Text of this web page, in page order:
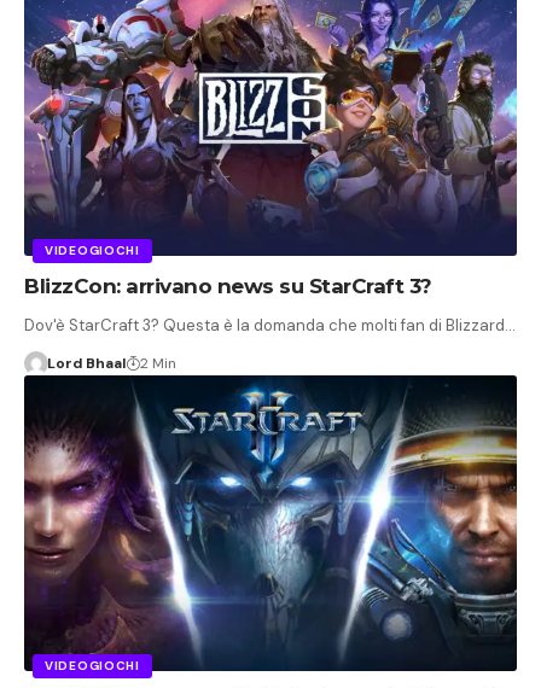
VIDEOGIOCHI
BlizzCon: arrivano news su StarCraft 3?
Dov'è StarCraft 3? Questa è la domanda che molti fan di Blizzard…
Lord Bhaal 2 Min
VIDEOGIOCHI